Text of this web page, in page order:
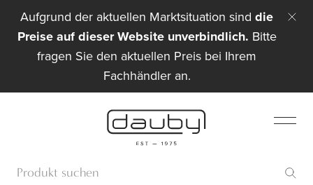
Aufgrund der aktuellen Marktsituation sind die
Preise auf dieser Website unverbindlich. Bitte
fragen Sie den aktuellen Preis bei Ihrem
Fachhändler an.